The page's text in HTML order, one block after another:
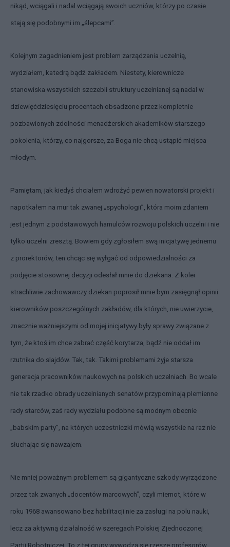
nikąd, wciągali i nadal wciągają swoich uczniów, którzy po czasie
stają się podobnymi im „ślepcami”.
Kolejnym zagadnieniem jest problem zarządzania uczelnią,
wydziałem, katedrą bądź zakładem. Niestety, kierownicze
stanowiska wszystkich szczebli struktury uczelnianej są nadal w
dziewięćdziesięciu procentach obsadzone przez kompletnie
pozbawionych zdolności menadżerskich akademików starszego
pokolenia, którzy, co najgorsze, za Boga nie chcą ustąpić miejsca
młodym.
Pamiętam, jak kiedyś chciałem wdrożyć pewien nowatorski projekt i
napotkałem na mur tak zwanej „spychologii”, która moim zdaniem
jest jednym z podstawowych hamulców rozwoju polskich uczelni i nie
tylko uczelni zresztą. Bowiem gdy zgłosiłem swą inicjatywę jednemu
z prorektorów, ten chcąc się wyłgać od odpowiedzialności za
podjęcie stosownej decyzji odesłał mnie do dziekana. Z kolei
strachliwie zachowawczy dziekan poprosił mnie bym zasięgnął opinii
kierowników poszczególnych zakładów, dla których, nie uwierzycie,
znacznie ważniejszymi od mojej inicjatywy były sprawy związane z
tym, że ktoś im chce zabrać część korytarza, bądź nie oddał im
rzutnika do slajdów. Tak, tak. Takimi problemami żyje starsza
generacja pracowników naukowych na polskich uczelniach. Bo wcale
nie tak rzadko obrady uczelnianych senatów przypominają plemienne
rady starców, zaś rady wydziału podobne są modnym obecnie
„babskim party”, na których uczestniczki mówią wszystkie na raz nie
słuchając się nawzajem.
Nie mniej poważnym problemem są gigantyczne szkody wyrządzone
przez tak zwanych „docentów marcowych”, czyli miernot, które w
roku 1968 awansowano bez habilitacji nie za zasługi na polu nauki,
lecz za aktywną działalność w szeregach Polskiej Zjednoczonej
Partii Robotniczej. To z tej grupy wywodzą się rzesze profesorów,